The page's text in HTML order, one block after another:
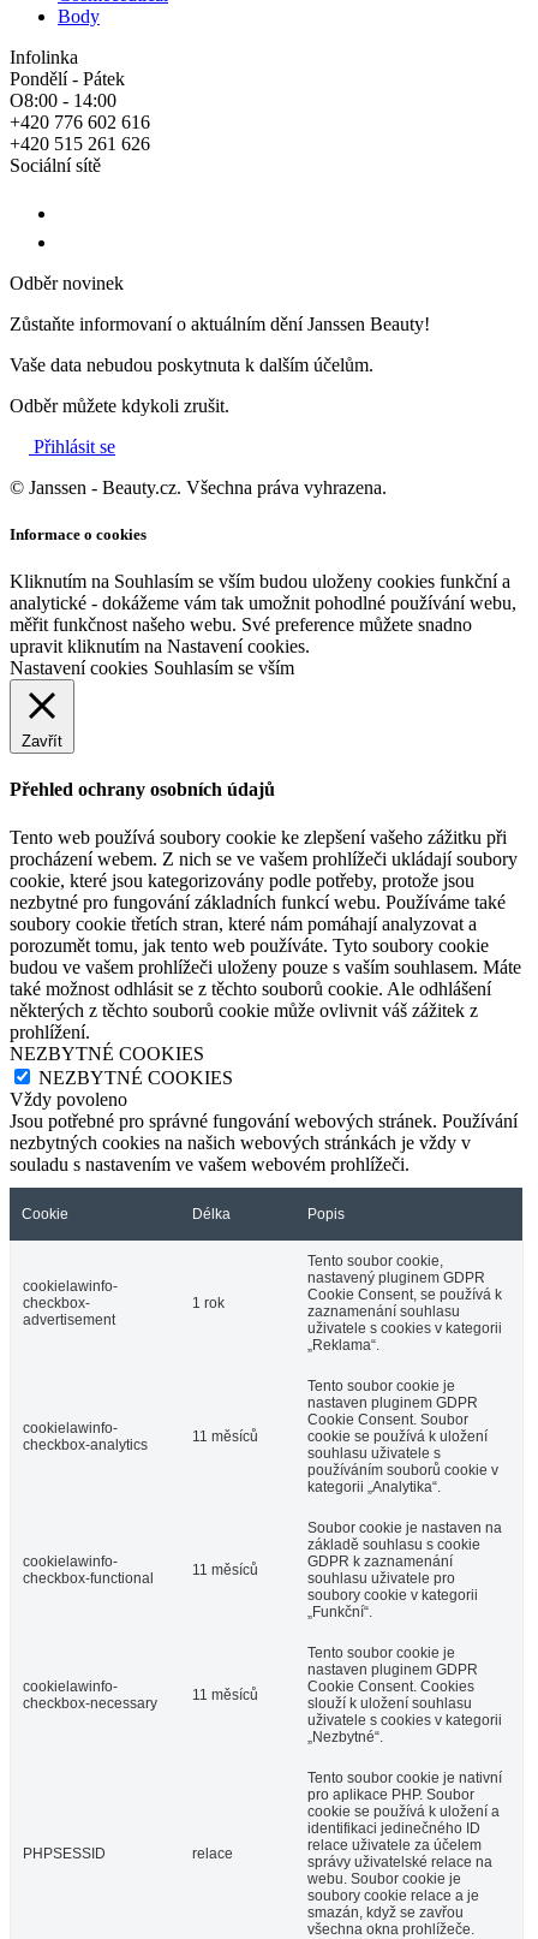
Body
Infolinka
Pondělí - Pátek
O8:00 - 14:00
+420 776 602 616
+420 515 261 626
Sociální sítě
Odběr novinek
Zůstaňte informovaní o aktuálním dění Janssen Beauty!
Vaše data nebudou poskytnuta k dalším účelům.
Odběr můžete kdykoli zrušit.
Přihlásit se
© Janssen - Beauty.cz. Všechna práva vyhrazena.
Informace o cookies
Kliknutím na Souhlasím se vším budou uloženy cookies funkční a
analytické - dokážeme vám tak umožnit pohodlné používání webu,
měřit funkčnost našeho webu. Své preference můžete snadno
upravit kliknutím na Nastavení cookies.
Nastavení cookies Souhlasím se vším
Zavřít
Přehled ochrany osobních údajů
Tento web používá soubory cookie ke zlepšení vašeho zážitku při
procházení webem. Z nich se ve vašem prohlížeči ukládají soubory
cookie, které jsou kategorizovány podle potřeby, protože jsou
nezbytné pro fungování základních funkcí webu. Používáme také
soubory cookie třetích stran, které nám pomáhají analyzovat a
porozumět tomu, jak tento web používáte. Tyto soubory cookie
budou ve vašem prohlížeči uloženy pouze s vaším souhlasem. Máte
také možnost odhlásit se z těchto souborů cookie. Ale odhlášení
některých z těchto souborů cookie může ovlivnit váš zážitek z
prohlížení.
NEZBYTNÉ COOKIES
NEZBYTNÉ COOKIES
Vždy povoleno
Jsou potřebné pro správné fungování webových stránek. Používání
nezbytných cookies na našich webových stránkách je vždy v
souladu s nastavením ve vašem webovém prohlížeči.
Cookie Délka Popis
cookielawinfo-
checkbox-
advertisement
1 rok
Tento soubor cookie,
nastavený pluginem GDPR
Cookie Consent, se používá k
zaznamenání souhlasu
uživatele s cookies v kategorii
„Reklama“.
cookielawinfo-
checkbox-analytics
11 měsíců
Tento soubor cookie je
nastaven pluginem GDPR
Cookie Consent. Soubor
cookie se používá k uložení
souhlasu uživatele s
používáním souborů cookie v
kategorii „Analytika“.
cookielawinfo-
checkbox-functional
11 měsíců
Soubor cookie je nastaven na
základě souhlasu s cookie
GDPR k zaznamenání
souhlasu uživatele pro
soubory cookie v kategorii
„Funkční“.
cookielawinfo-
checkbox-necessary
11 měsíců
Tento soubor cookie je
nastaven pluginem GDPR
Cookie Consent. Cookies
slouží k uložení souhlasu
uživatele s cookies v kategorii
„Nezbytné“.
PHPSESSID relace
Tento soubor cookie je nativní
pro aplikace PHP. Soubor
cookie se používá k uložení a
identifikaci jedinečného ID
relace uživatele za účelem
správy uživatelské relace na
webu. Soubor cookie je
soubory cookie relace a je
smazán, když se zavřou
všechna okna prohlížeče.